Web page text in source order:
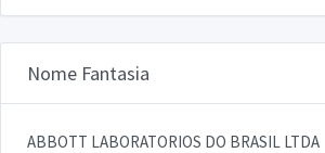
Nome Fantasia
ABBOTT LABORATORIOS DO BRASIL LTDA